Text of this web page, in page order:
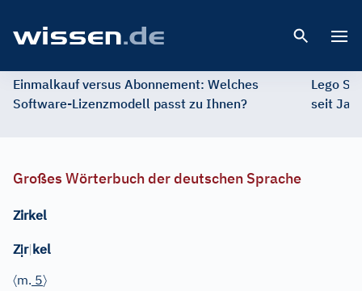
Einmalkauf versus Abonnement: Welches
Software-Lizenzmodell passt zu Ihnen?
Lego
seit
Großes Wörterbuch der deutschen Sprache
Zirkel
Zịr|kel
〈m. 5〉